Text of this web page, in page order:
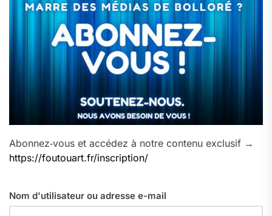
Abonnez‑vous et accédez à notre contenu exclusif →
https://foutouart.fr/inscription/
Nom d'utilisateur ou adresse e-mail